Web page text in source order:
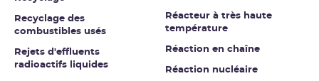
Recyclage des
combustibles usés
Rejets d'effluents
radioactifs liquides
Réacteur à très haute
température
Réaction en chaîne
Réaction nucléaire